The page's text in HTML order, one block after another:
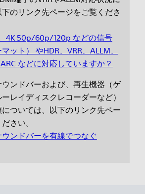
のリンク先ページをご覧くださ
4K 50p/60p/120p などの信号
マット） やHDR、VRR、ALLM、
などに対応していますか？
ンドバーおよび、再生機器（ゲ
レイディスクレコーダーなど）
ついては、以下のリンク先ペー
さい。
ンドバーを有線でつなぐ